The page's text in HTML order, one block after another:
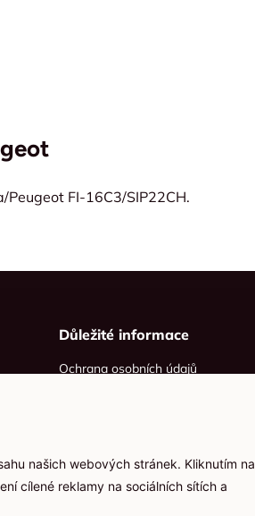
Peugeot FI-16C3/SIP22CH.
Důležité informace
Ochrana osobních údajů
našich webových stránek. Kliknutím na
cílené reklamy na sociálních sítích a